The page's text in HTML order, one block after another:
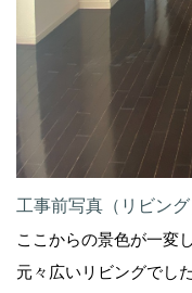
工事前写真（リビング
ここからの景色が一変
元々広いリビングでし